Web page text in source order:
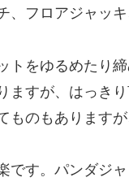
、フロアジャッキ
トをゆるめたり
ますが、はっき
ものもあります
です。パンダジ